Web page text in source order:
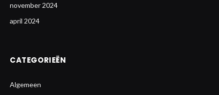
november 2024
april 2024
CATEGORIEËN
Algemeen